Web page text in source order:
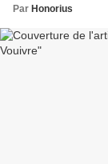
Par Honorius